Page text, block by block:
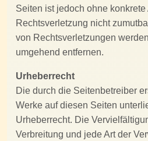
Seiten ist jedoch ohne
Rechtsverletzung nicht
von Rechtsverletzungen
umgehend entfernen.
Urheberrecht
Die durch die Seitenbetreiber
Werke auf diesen Seiten
Urheberrecht. Die
Verbreitung und jede Art der